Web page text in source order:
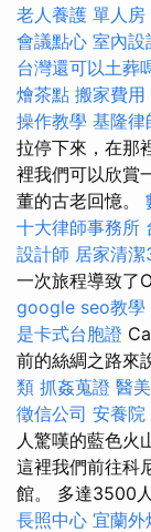
老人養護 單人房
會議點心 室內設
台灣還可以土葬
燴茶點 搬家費用
操作教學 基隆律
拉停下來，在那
裡我們可以欣賞
董的古老回憶。
十大律師事務所
設計師 居家清
一次旅程導致了
google seo教學
是卡式台胞證
前的絲綢之路來
類 抓姦蒐證 醫
徵信公司 安養院
人驚嘆的藍色火
這裡我們前往科
館。 多達3500
長照中心 宜蘭外